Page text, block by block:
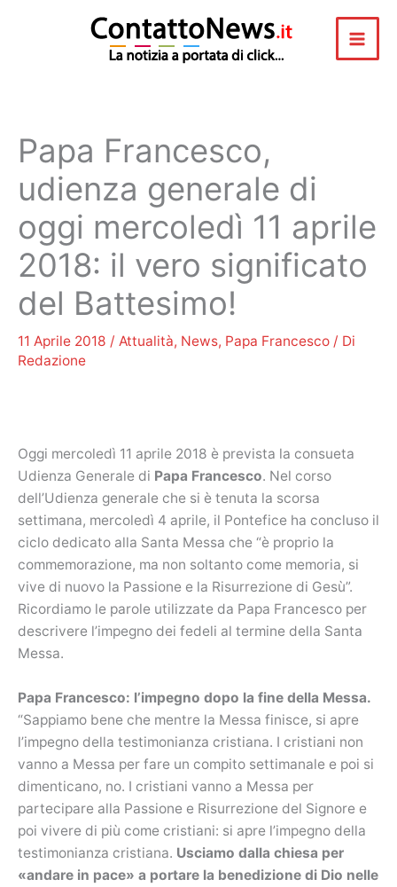
Papa Francesco,
udienza generale di
oggi mercoledì 11 aprile
2018: il vero significato
del Battesimo!
11 Aprile 2018 / Attualità, News, Papa Francesco / Di
Redazione
Oggi mercoledì 11 aprile 2018 è prevista la consueta
Udienza Generale di Papa Francesco. Nel corso
dell’Udienza generale che si è tenuta la scorsa
settimana, mercoledì 4 aprile, il Pontefice ha concluso il
ciclo dedicato alla Santa Messa che “è proprio la
commemorazione, ma non soltanto come memoria, si
vive di nuovo la Passione e la Risurrezione di Gesù”.
Ricordiamo le parole utilizzate da Papa Francesco per
descrivere l’impegno dei fedeli al termine della Santa
Messa.
Papa Francesco: l’impegno dopo la fine della Messa.
“Sappiamo bene che mentre la Messa finisce, si apre
l’impegno della testimonianza cristiana. I cristiani non
vanno a Messa per fare un compito settimanale e poi si
dimenticano, no. I cristiani vanno a Messa per
partecipare alla Passione e Risurrezione del Signore e
poi vivere di più come cristiani: si apre l’impegno della
testimonianza cristiana. Usciamo dalla chiesa per
«andare in pace» a portare la benedizione di Dio nelle